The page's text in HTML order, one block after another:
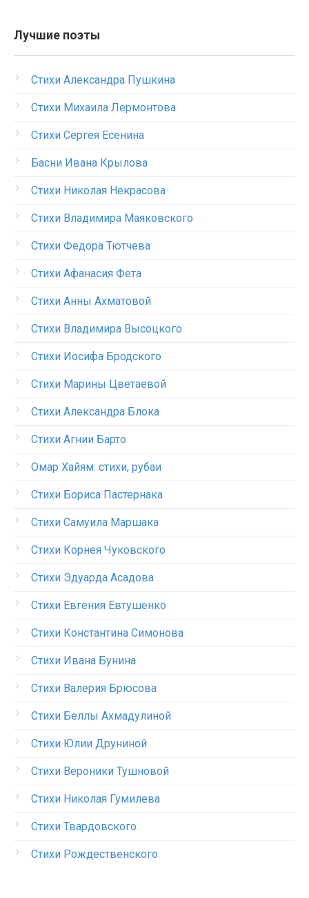
Лучшие поэты
Стихи Александра Пушкина
Стихи Михаила Лермонтова
Стихи Сергея Есенина
Басни Ивана Крылова
Стихи Николая Некрасова
Стихи Владимира Маяковского
Стихи Федора Тютчева
Стихи Афанасия Фета
Стихи Анны Ахматовой
Стихи Владимира Высоцкого
Стихи Иосифа Бродского
Стихи Марины Цветаевой
Стихи Александра Блока
Стихи Агнии Барто
Омар Хайям: стихи, рубаи
Стихи Бориса Пастернака
Стихи Самуила Маршака
Стихи Корнея Чуковского
Стихи Эдуарда Асадова
Стихи Евгения Евтушенко
Стихи Константина Симонова
Стихи Ивана Бунина
Стихи Валерия Брюсова
Стихи Беллы Ахмадулиной
Стихи Юлии Друниной
Стихи Вероники Тушновой
Стихи Николая Гумилева
Стихи Твардовского
Стихи Рождественского